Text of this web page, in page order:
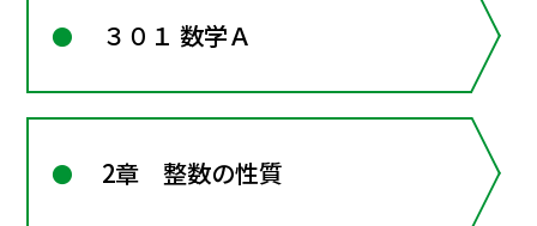
３０１ 数学Ａ
2章 整数の性質